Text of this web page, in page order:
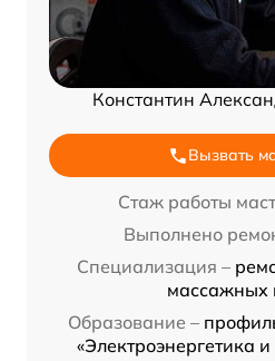
Константин
Вызвать
Стаж работы
Выполнено
Специализация –
массажных
Образование –
«Электроэнергетика